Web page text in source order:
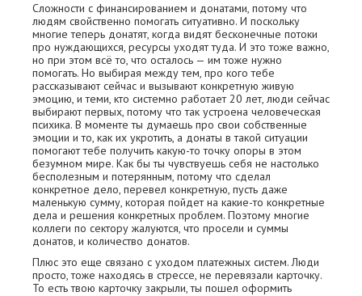
Сложности с финансированием и донатами, потому что
людям свойственно помогать ситуативно. И поскольку
многие теперь донатят, когда видят бесконечные потоки
про нуждающихся, ресурсы уходят туда. И это тоже важно,
но при этом всё то, что осталось — им тоже нужно
помогать. Но выбирая между тем, про кого тебе
рассказывают сейчас и вызывают конкретную живую
эмоцию, и теми, кто системно работает 20 лет, люди сейчас
выбирают первых, потому что так устроена человеческая
психика. В моменте ты думаешь про свои собственные
эмоции и то, как их укротить, а донаты в такой ситуации
помогают тебе получить какую-то точку опоры в этом
безумном мире. Как бы ты чувствуешь себя не настолько
бесполезным и потерянным, потому что сделал
конкретное дело, перевел конкретную, пусть даже
маленькую сумму, которая пойдет на какие-то конкретные
дела и решения конкретных проблем. Поэтому многие
коллеги по сектору жалуются, что просели и суммы
донатов, и количество донатов.
Плюс это еще связано с уходом платежных систем. Люди
просто, тоже находясь в стрессе, не перевязали карточку.
То есть твою карточку закрыли, ты пошел оформить